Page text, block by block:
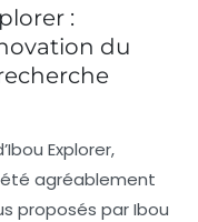
:
du
Explorer,
été agréablement
proposés par Ibou